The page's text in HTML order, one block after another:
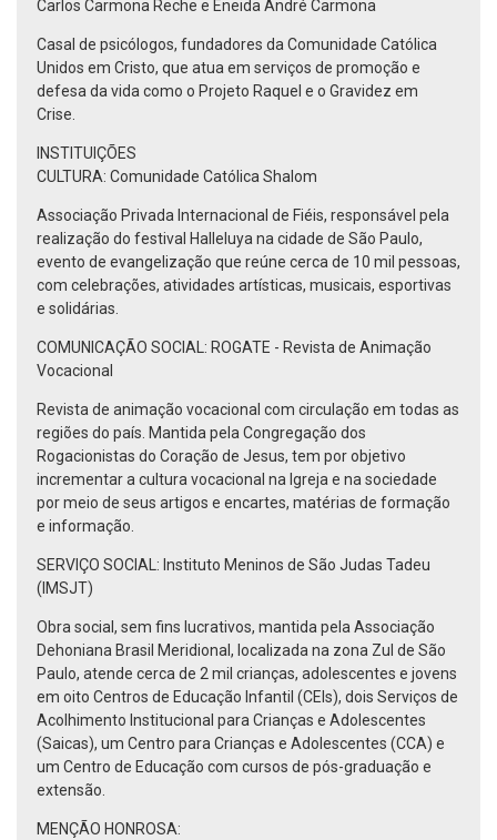
Carlos Carmona Reche e Eneida André Carmona
Casal de psicólogos, fundadores da Comunidade Católica
Unidos em Cristo, que atua em serviços de promoção e
defesa da vida como o Projeto Raquel e o Gravidez em
Crise.
INSTITUIÇÕES
CULTURA: Comunidade Católica Shalom
Associação Privada Internacional de Fiéis, responsável pela
realização do festival Halleluya na cidade de São Paulo,
evento de evangelização que reúne cerca de 10 mil pessoas,
com celebrações, atividades artísticas, musicais, esportivas
e solidárias.
COMUNICAÇÃO SOCIAL: ROGATE - Revista de Animação
Vocacional
Revista de animação vocacional com circulação em todas as
regiões do país. Mantida pela Congregação dos
Rogacionistas do Coração de Jesus, tem por objetivo
incrementar a cultura vocacional na Igreja e na sociedade
por meio de seus artigos e encartes, matérias de formação
e informação.
SERVIÇO SOCIAL: Instituto Meninos de São Judas Tadeu
(IMSJT)
Obra social, sem fins lucrativos, mantida pela Associação
Dehoniana Brasil Meridional, localizada na zona Zul de São
Paulo, atende cerca de 2 mil crianças, adolescentes e jovens
em oito Centros de Educação Infantil (CEIs), dois Serviços de
Acolhimento Institucional para Crianças e Adolescentes
(Saicas), um Centro para Crianças e Adolescentes (CCA) e
um Centro de Educação com cursos de pós-graduação e
extensão.
MENÇÃO HONROSA: